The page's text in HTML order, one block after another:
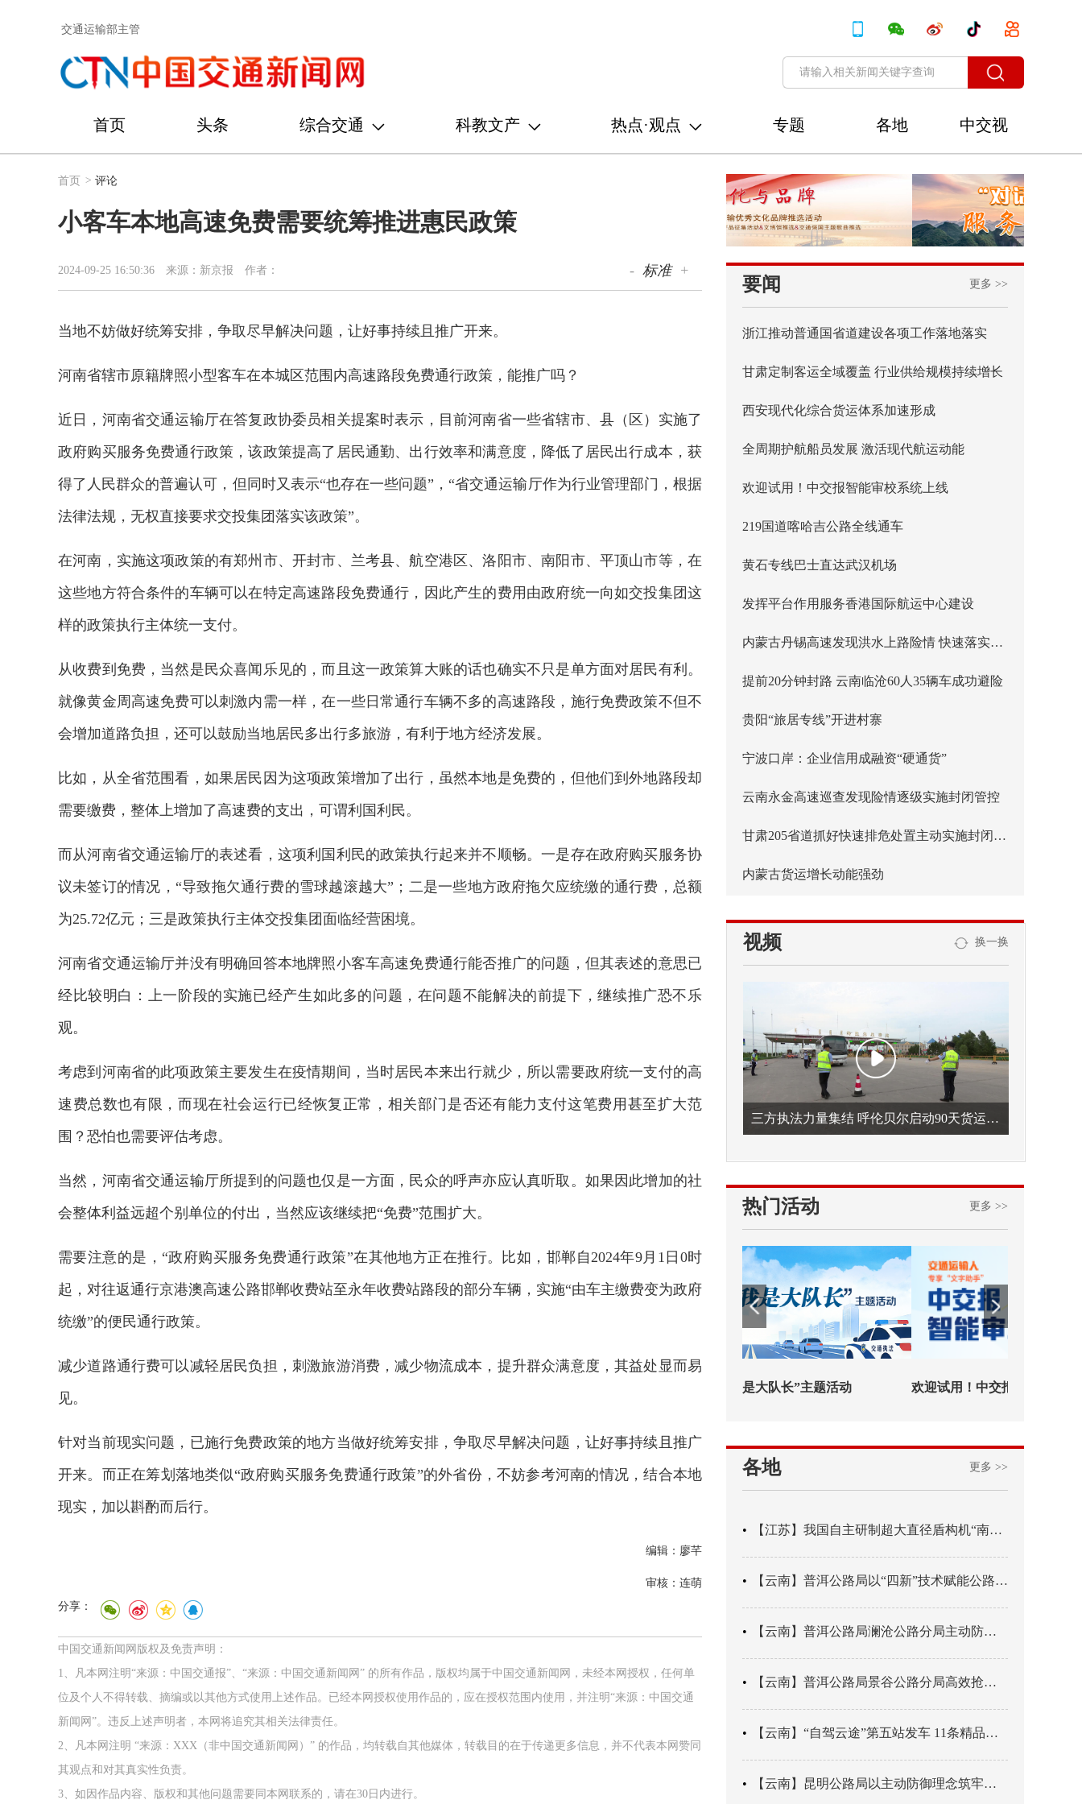
交通运输部主管
首页 头条 综合交通 科教文产 热点·观点 专题 各地
中交视
讯
首页 > 评论
小客车本地高速免费需要统筹推进惠民政策
2024-09-25 16:50:36 来源：新京报 作者： - 标准 +
当地不妨做好统筹安排，争取尽早解决问题，让好事持续且推广开来。
河南省辖市原籍牌照小型客车在本城区范围内高速路段免费通行政策，能推广吗？
近日，河南省交通运输厅在答复政协委员相关提案时表示，目前河南省一些省辖市、县（区）实施了
政府购买服务免费通行政策，该政策提高了居民通勤、出行效率和满意度，降低了居民出行成本，获
得了人民群众的普遍认可，但同时又表示“也存在一些问题”，“省交通运输厅作为行业管理部门，根据
法律法规，无权直接要求交投集团落实该政策”。
在河南，实施这项政策的有郑州市、开封市、兰考县、航空港区、洛阳市、南阳市、平顶山市等，在
这些地方符合条件的车辆可以在特定高速路段免费通行，因此产生的费用由政府统一向如交投集团这
样的政策执行主体统一支付。
从收费到免费，当然是民众喜闻乐见的，而且这一政策算大账的话也确实不只是单方面对居民有利。
就像黄金周高速免费可以刺激内需一样，在一些日常通行车辆不多的高速路段，施行免费政策不但不
会增加道路负担，还可以鼓励当地居民多出行多旅游，有利于地方经济发展。
比如，从全省范围看，如果居民因为这项政策增加了出行，虽然本地是免费的，但他们到外地路段却
需要缴费，整体上增加了高速费的支出，可谓利国利民。
而从河南省交通运输厅的表述看，这项利国利民的政策执行起来并不顺畅。一是存在政府购买服务协
议未签订的情况，“导致拖欠通行费的雪球越滚越大”；二是一些地方政府拖欠应统缴的通行费，总额
为25.72亿元；三是政策执行主体交投集团面临经营困境。
河南省交通运输厅并没有明确回答本地牌照小客车高速免费通行能否推广的问题，但其表述的意思已
经比较明白：上一阶段的实施已经产生如此多的问题，在问题不能解决的前提下，继续推广恐不乐
观。
考虑到河南省的此项政策主要发生在疫情期间，当时居民本来出行就少，所以需要政府统一支付的高
速费总数也有限，而现在社会运行已经恢复正常，相关部门是否还有能力支付这笔费用甚至扩大范
围？恐怕也需要评估考虑。
当然，河南省交通运输厅所提到的问题也仅是一方面，民众的呼声亦应认真听取。如果因此增加的社
会整体利益远超个别单位的付出，当然应该继续把“免费”范围扩大。
需要注意的是，“政府购买服务免费通行政策”在其他地方正在推行。比如，邯郸自2024年9月1日0时
起，对往返通行京港澳高速公路邯郸收费站至永年收费站路段的部分车辆，实施“由车主缴费变为政府
统缴”的便民通行政策。
减少道路通行费可以减轻居民负担，刺激旅游消费，减少物流成本，提升群众满意度，其益处显而易
见。
针对当前现实问题，已施行免费政策的地方当做好统筹安排，争取尽早解决问题，让好事持续且推广
开来。而正在筹划落地类似“政府购买服务免费通行政策”的外省份，不妨参考河南的情况，结合本地
现实，加以斟酌而后行。
编辑：廖芊
审核：连萌
分享：
中国交通新闻网版权及免责声明：
1、凡本网注明“来源：中国交通报”、“来源：中国交通新闻网” 的所有作品，版权均属于中国交通新闻网，未经本网授权，任何单
位及个人不得转载、摘编或以其他方式使用上述作品。已经本网授权使用作品的，应在授权范围内使用，并注明“来源：中国交通
新闻网”。违反上述声明者，本网将追究其相关法律责任。
2、凡本网注明 “来源：XXX（非中国交通新闻网）” 的作品，均转载自其他媒体，转载目的在于传递更多信息，并不代表本网赞同
其观点和对其真实性负责。
3、如因作品内容、版权和其他问题需要同本网联系的，请在30日内进行。
要闻 更多 >>
浙江推动普通国省道建设各项工作落地落实
甘肃定制客运全域覆盖 行业供给规模持续增长
西安现代化综合货运体系加速形成
全周期护航船员发展 激活现代航运动能
欢迎试用！中交报智能审校系统上线
219国道喀哈吉公路全线通车
黄石专线巴士直达武汉机场
发挥平台作用服务香港国际航运中心建设
内蒙古丹锡高速发现洪水上路险情 快速落实主线封闭管控
提前20分钟封路 云南临沧60人35辆车成功避险
贵阳“旅居专线”开进村寨
宁波口岸：企业信用成融资“硬通货”
云南永金高速巡查发现险情逐级实施封闭管控
甘肃205省道抓好快速排危处置主动实施封闭管控
内蒙古货运增长动能强劲
视频 换一换
三方执法力量集结 呼伦贝尔启动90天货运车辆违法专项整治
热门活动 更多 >>
欢迎试用！中交报智能审校系统上线
各地 更多 >>
【江苏】我国自主研制超大直径盾构机“南湖号”在常熟下线
【云南】普洱公路局以“四新”技术赋能公路养护
【云南】普洱公路局澜沧公路分局主动防御成功处置214国道山体崩塌险情
【云南】普洱公路局景谷公路分局高效抢通紧急送医村路
【云南】“自驾云途”第五站发车 11条精品线路串起全域风光
【云南】昆明公路局以主动防御理念筑牢汛期安全防线